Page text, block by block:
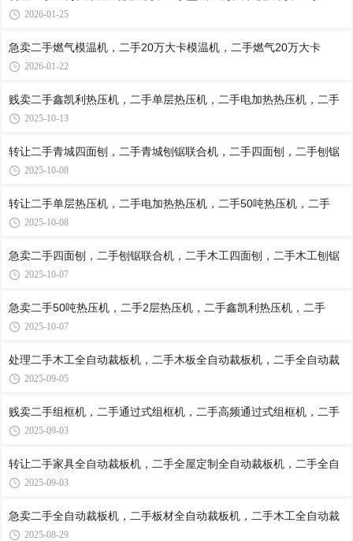
2026-01-25
急卖二手燃气模温机，二手20万大卡模温机，二手燃气20万大卡
2026-01-22
贱卖二手鑫凯利热压机，二手单层热压机，二手电加热热压机，二手
2025-10-13
转让二手青城四面刨，二手青城刨锯联合机，二手四面刨，二手刨锯
2025-10-08
转让二手单层热压机，二手电加热热压机，二手50吨热压机，二手
2025-10-08
急卖二手四面刨，二手刨锯联合机，二手木工四面刨，二手木工刨锯
2025-10-07
急卖二手50吨热压机，二手2层热压机，二手鑫凯利热压机，二手
2025-10-07
处理二手木工全自动裁板机，二手木板全自动裁板机，二手全自动裁
2025-09-05
贱卖二手组框机，二手通过式组框机，二手高频通过式组框机，二手
2025-09-03
转让二手家具全自动裁板机，二手全屋定制全自动裁板机，二手全自
2025-09-03
急卖二手全自动裁板机，二手板材全自动裁板机，二手木工全自动裁
2025-08-29